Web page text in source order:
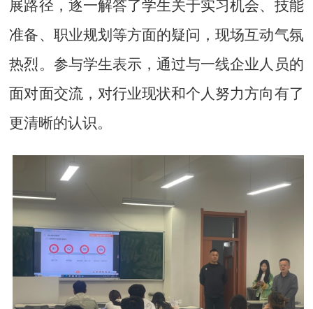
展路径，逐一解答了学生关于实习机会、技能
准备、职业规划等方面的疑问，现场互动气氛
热烈。参与学生表示，通过与一线企业人员的
面对面交流，对行业现状和个人努力方向有了
更清晰的认识。